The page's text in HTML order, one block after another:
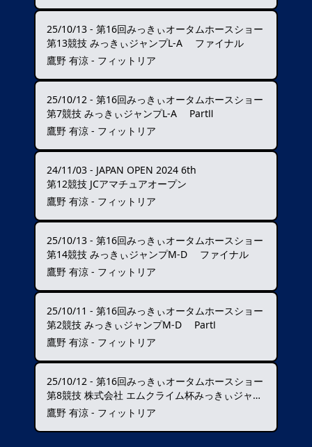
25/10/13 - 第16回みっきぃオータムホースショー
第13競技 みっきぃジャンプL-A ファイナル
鷹野 有涼 - フィットリア
25/10/12 - 第16回みっきぃオータムホースショー
第7競技 みっきぃジャンプL-A PartⅡ
鷹野 有涼 - フィットリア
24/11/03 - JAPAN OPEN 2024 6th
第12競技 JCアマチュアオープン
鷹野 有涼 - フィットリア
25/10/13 - 第16回みっきぃオータムホースショー
第14競技 みっきぃジャンプM-D ファイナル
鷹野 有涼 - フィットリア
25/10/11 - 第16回みっきぃオータムホースショー
第2競技 みっきぃジャンプM-D PartⅠ
鷹野 有涼 - フィットリア
25/10/12 - 第16回みっきぃオータムホースショー
第8競技 株式会社 エムクライム杯みっきぃジャンプM-D PartⅡ
鷹野 有涼 - フィットリア